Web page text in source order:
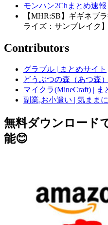
モンハン2Chまとめ速報
【MHR:SB】ギギネブ
ライズ：サンブレイク】
Contributors
グラブル | まとめサイト
どうぶつの森（あつ森
マイクラ(MineCraft) | ま
副業,お小遣い | 気まま
無料ダウンロード
能😊